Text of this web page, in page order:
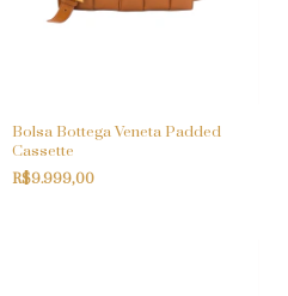
Bolsa Bottega Veneta Padded
Cassette
R$9.999,00